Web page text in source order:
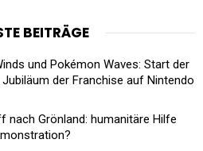
BEITRÄGE
und Pokémon Waves: Start der
der Franchise auf Nintendo
Grönland: humanitäre Hilfe